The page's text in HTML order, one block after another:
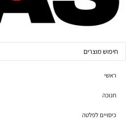
ראשי
חנוכה
כיסויים לפלטה